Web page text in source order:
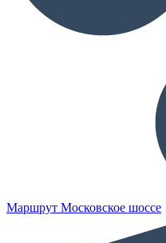
Маршрут Московское шоссе